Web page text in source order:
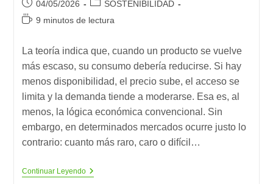
Publicación
de
04/05/2026
Categoría
de
SOSTENIBILIDAD
Tiempo
lectura:
9 minutos de lectura
La teoría indica que, cuando un producto se vuelve
más escaso, su consumo debería reducirse. Si hay
menos disponibilidad, el precio sube, el acceso se
limita y la demanda tiende a moderarse. Esa es, al
menos, la lógica económica convencional. Sin
embargo, en determinados mercados ocurre justo lo
contrario: cuanto más raro, caro o difícil…
Continuar LeyendoEl